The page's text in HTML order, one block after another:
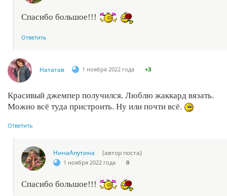
Спасибо большое!!!
Ответить
Нататав 1 ноября 2022 года +3
Красивый джемпер получился. Люблю жаккард вязать.
Можно всё туда пристроить. Ну или почти всё.
Ответить
НинаАпутина (автор поста)
1 ноября 2022 года 0
Спасибо большое!!!